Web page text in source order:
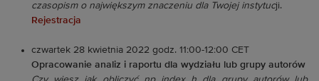
czasopism o największym znaczeniu dla Twojej instytucji.
Rejestracja
czwartek 28 kwietnia 2022 godz. 11:00-12:00 CET
Opracowanie analiz i raportu dla wydziału lub grupy autorów